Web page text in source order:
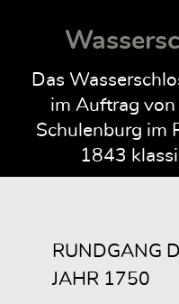
Das
im Auftrag von
Schulenburg im
1843
RUNDGANG
JAHR 1750